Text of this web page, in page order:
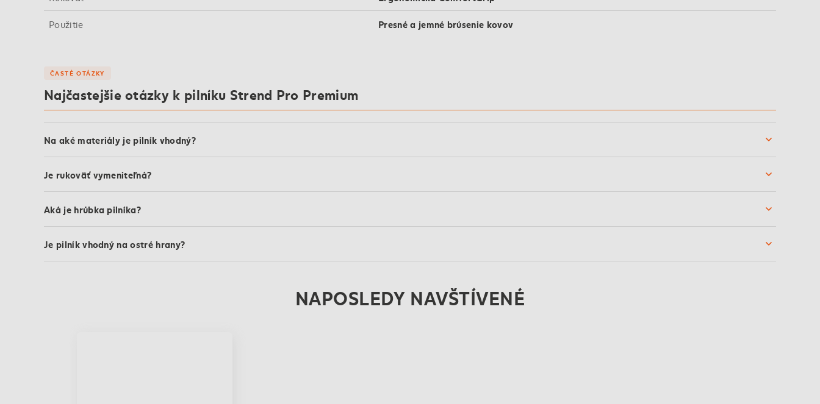
Použitie Presné a jemné brúsenie kovov
ČASTÉ OTÁZKY
Najčastejšie otázky k pilníku Strend Pro Premium
Na aké materiály je pilník vhodný?
Je rukoväť vymeniteľná?
Aká je hrúbka pilníka?
Je pilník vhodný na ostré hrany?
NAPOSLEDY NAVŠTÍVENÉ